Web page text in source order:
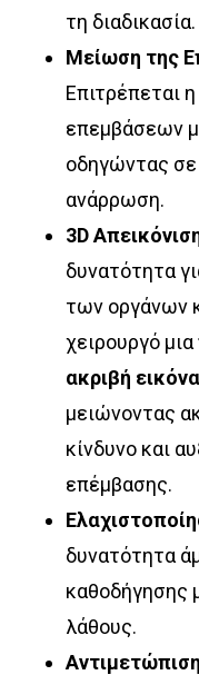
τη διαδικασία.
Μείωση της
Επιτρέπεται
επεμβάσεων
οδηγώντας σε
ανάρρωση.
3D
δυνατότητα
των οργάνων
χειρουργό μια
ακριβή εικόνα
μειώνοντας
κίνδυνο και
επέμβασης.
δυνατότητα
καθοδήγησης
λάθους.